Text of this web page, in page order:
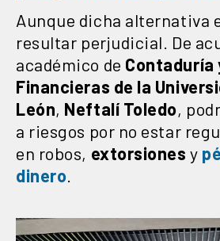
Aunque dicha alternativa
resultar perjudicial. De
académico de Contaduría
Financieras de la
León, Neftalí Toledo,
a riesgos por no estar
en robos, extorsiones y
dinero